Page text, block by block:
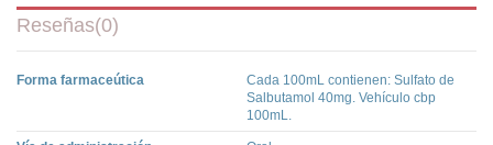
Reseñas(0)
Forma farmaceútica
Cada 100mL contienen: Sulfato de
Salbutamol 40mg. Vehículo cbp
100mL.